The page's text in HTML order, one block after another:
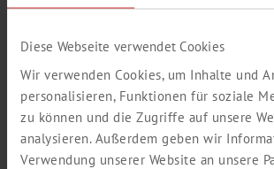
Diese Webseite verwendet Cookies
Wir verwenden Cookies, um Inhalte und
personalisieren, Funktionen für soziale
zu können und die Zugriffe auf unsere
analysieren. Außerdem geben wir
Verwendung unserer Website an unsere
CARRELLO RICHIESTE